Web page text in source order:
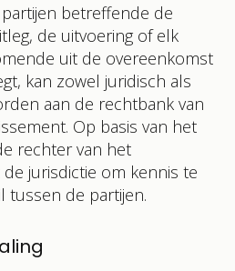
betreffende de
de uitvoering of elk
uit de overeenkomst
kan zowel juridisch als
aan de rechtbank van
Op basis van het
rechter van het
jurisdictie om kennis te
tussen de partijen.